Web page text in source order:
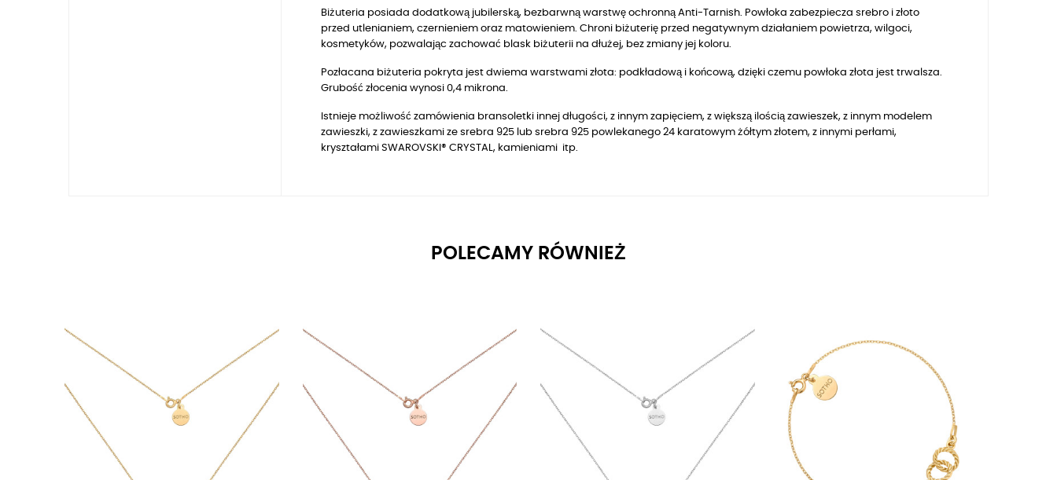
Biżuteria posiada dodatkową jubilerską, bezbarwną warstwę ochronną Anti-Tarnish. Powłoka zabezpiecza srebro i złoto
przed utlenianiem, czernieniem oraz matowieniem. Chroni biżuterię przed negatywnym działaniem powietrza, wilgoci,
kosmetyków, pozwalając zachować blask biżuterii na dłużej, bez zmiany jej koloru.
Pozłacana biżuteria pokryta jest dwiema warstwami złota: podkładową i końcową, dzięki czemu powłoka złota jest trwalsza.
Grubość złocenia wynosi 0,4 mikrona.
Istnieje możliwość zamówienia bransoletki innej długości, z innym zapięciem, z większą ilością zawieszek, z innym modelem
zawieszki, z zawieszkami ze srebra 925 lub srebra 925 powlekanego 24 karatowym żółtym złotem, z innymi perłami,
kryształami SWAROVSKI® CRYSTAL, kamieniami itp.
POLECAMY RÓWNIEŻ